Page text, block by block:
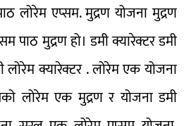
लोरेम एप्सम. मुद्रण योजना मुद्रण
पाठ मुद्रण हो। डमी क्यारेक्टर डमी
लोरेम क्यारेक्टर . लोरेम एक योजना
लोरेम एक मुद्रण र योजना डमी